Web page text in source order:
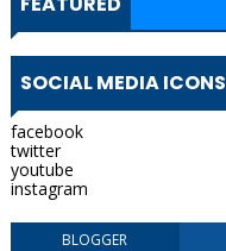
SOCIAL MEDIA ICONS
facebook
twitter
youtube
instagram
BLOGGER